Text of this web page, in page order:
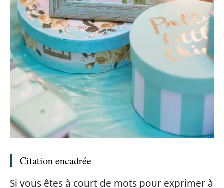
Citation encadrée
Si vous êtes à court de mots pour exprimer à